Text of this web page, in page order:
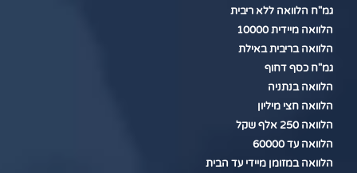
גמ"ח הלוואה ללא ריבית
הלוואה מיידית 10000
הלוואה בריבית באילת
גמ"ח כסף דחוף
הלוואה בנתניה
הלוואה חצי מיליון
הלוואה 250 אלף שקל
הלוואה עד 60000
הלוואה במזומן מיידי עד הבית